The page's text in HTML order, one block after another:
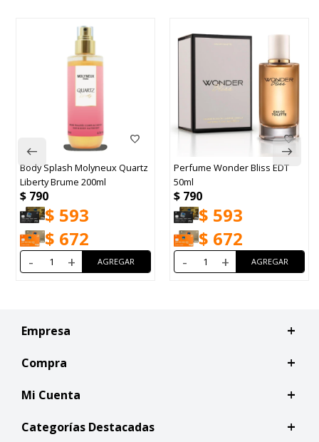
Splash Molyneux Quartz
Brume 200ml
$593
$672
Perfume Wonder Bliss EDT
$593
$672
Empresa
Compra
Mi Cuenta
Categorías Destacadas